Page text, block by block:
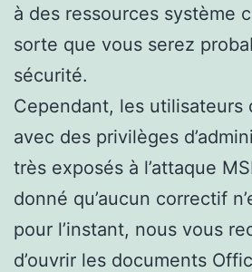
à des ressources système
sorte que vous serez
sécurité.
Cependant, les utilisateurs
avec des privilèges
très exposés à l’attaque
donné qu’aucun correctif
pour l’instant, nous vous
d’ouvrir les documents